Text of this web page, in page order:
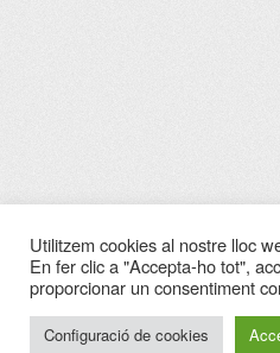
Utilitzem cookies al nostre lloc
En fer clic a "Accepta-ho tot",
proporcionar un consentiment
Configuració de cookies